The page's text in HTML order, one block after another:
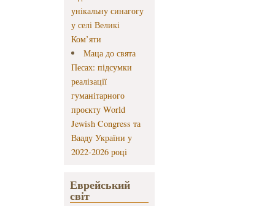
унікальну синагогу
у селі Великі
Ком’яти
Маца до свята
Песах: підсумки
реалізації
гуманітарного
проєкту World
Jewish Congress та
Вааду України у
2022-2026 році
Еврейський
світ